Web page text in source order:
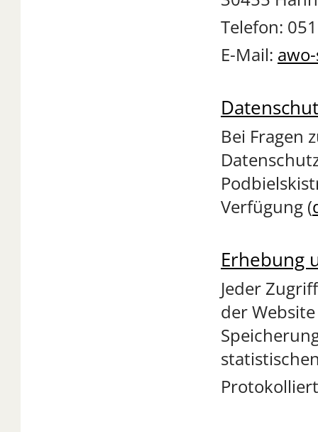
Telefon:
E-Mail:
Bei Fragen
Verfügung (
Erhebung
Jeder
der